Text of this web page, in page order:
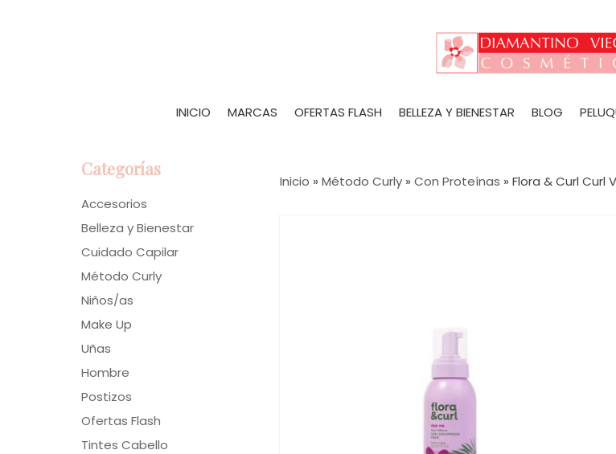
INICIO MARCAS OFERTAS FLASH BELLEZA Y BIENESTAR BLOG
Categorías
Accesorios
Belleza y Bienestar
Cuidado Capilar
Método Curly
Niños/as
Make Up
Uñas
Hombre
Postizos
Ofertas Flash
Tintes Cabello
Inicio » Método Curly» Con Proteínas » Flora & Curl Curl